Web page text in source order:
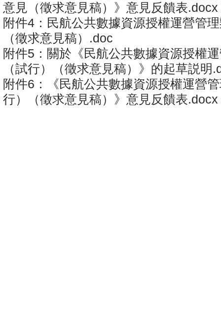
意見（徵求意見稿）》意見反饋表.docx
附件4：民航公共數據資源授權運營管
（徵求意見稿）.doc
附件5：關於《民航公共數據資源授權
（試行）（徵求意見稿）》的起草説明
附件6：《民航公共數據資源授權運營
行）（徵求意見稿）》意見反饋表.docx